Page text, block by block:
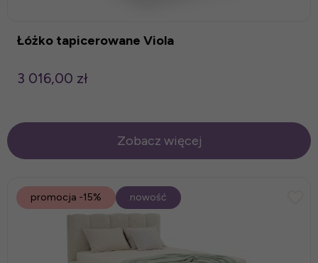
Łóżko tapicerowane Viola
3 016,00 zł
Zobacz więcej
promocja -15% nowość